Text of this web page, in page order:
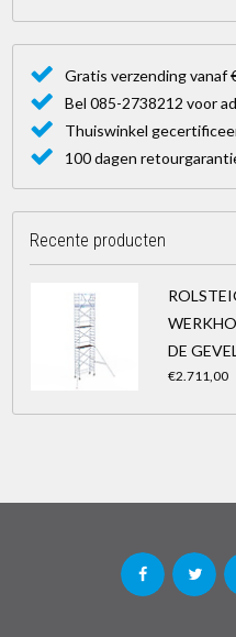
Gratis verzending vanaf
Bel 085-2738212 voor
Thuiswinkel
100 dagen
Recente producten
DE
€2.711,00